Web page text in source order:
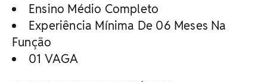
Ensino Médio Completo
Experiência Mínima De 06 Meses Na
Função
01 VAGA